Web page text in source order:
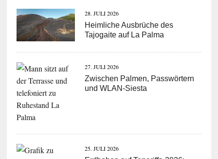
28. JULI 2026
Heimliche Ausbrüche des
Tajogaite auf La Palma
27. JULI 2026
Zwischen Palmen, Passwörtern
und WLAN-Siesta
25. JULI 2026